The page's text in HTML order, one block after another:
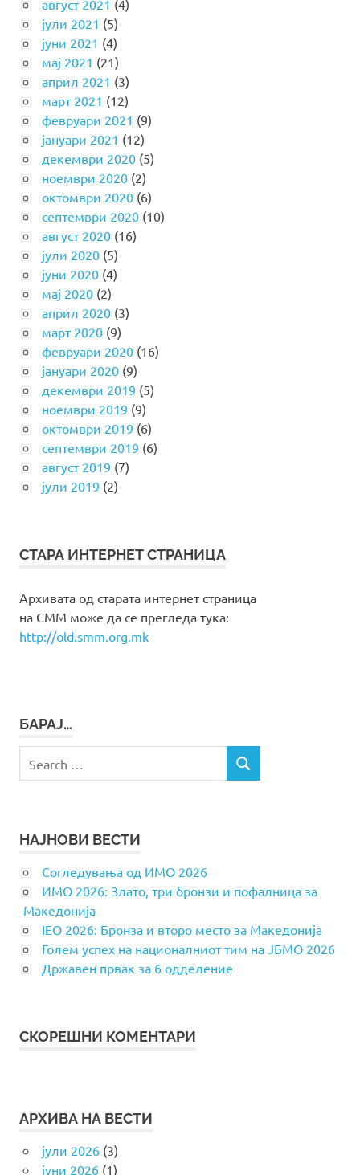
август 2021 (4)
јули 2021 (5)
јуни 2021 (4)
мај 2021 (21)
април 2021 (3)
март 2021 (12)
февруари 2021 (9)
јануари 2021 (12)
декември 2020(5)
ноември 2020(2)
октомври 2020(6)
септември 2020(10)
август 2020(16)
јули 2020(5)
јуни 2020(4)
мај 2020(2)
април 2020(3)
март 2020(9)
февруари 2020(16)
јануари 2020(9)
декември 2019 (5)
ноември 2019 (9)
октомври 2019 (6)
септември 2019 (6)
август 2019 (7)
јули 2019 (2)
СТАРА ИНТЕРНЕТ СТРАНИЦА
Архивата од старата интернет страница
на СММ може да се прегледа тука:
http://old.smm.org.mk
БАРАЈ…
for:
SEARCH
НАЈНОВИ ВЕСТИ
Согледувања од ИМО 2026
ИМО 2026: Злато, три бронзи и пофалница за
Македонија
IEO 2026: Бронза и второ место за Македонија
Голем успех на националниот тим на ЈБМО 2026
Државен првак за 6 одделение
СКОРЕШНИ КОМЕНТАРИ
АРХИВА НА ВЕСТИ
јули 2026(3)
јуни 2026(1)